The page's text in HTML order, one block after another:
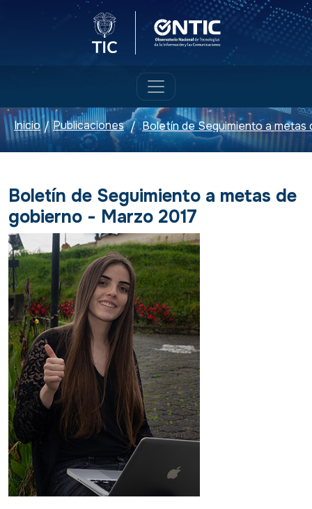
Logo del Ministerio TICLogo ONTIC
Inicio / Publicaciones /
Boletín de Seguimiento a metas de
gobierno - Marzo 2017